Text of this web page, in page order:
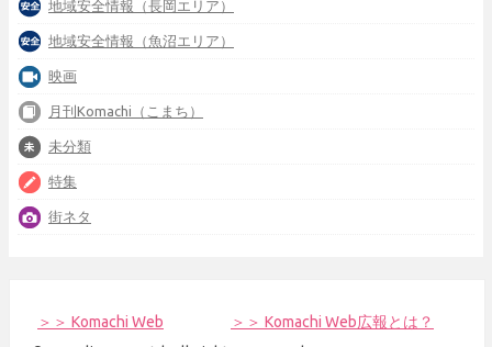
地域安全情報（長岡エリア）
地域安全情報（魚沼エリア）
映画
月刊Komachi（こまち）
未分類
特集
街ネタ
＞＞ Komachi Web
＞＞ Komachi Web広報とは？